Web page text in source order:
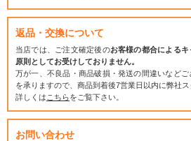
返品・交換について
当店では、ご注文確定後のお客様の都合による
原則としてお受けしておりません。
万が一、不良品・商品破損・発送の間違いなど
を承りますので、商品到着後7営業日以内に弊社ス
詳しくは こちらをご覧下さい。
お問い合わせ